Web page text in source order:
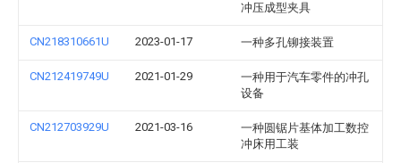
冲压成型夹具
CN218310661U 2023-01-17 一种多孔铆接装置
CN212419749U 2021-01-29
一种用于汽车零件的冲孔
设备
CN212703929U 2021-03-16
一种圆锯片基体加工数控
冲床用工装